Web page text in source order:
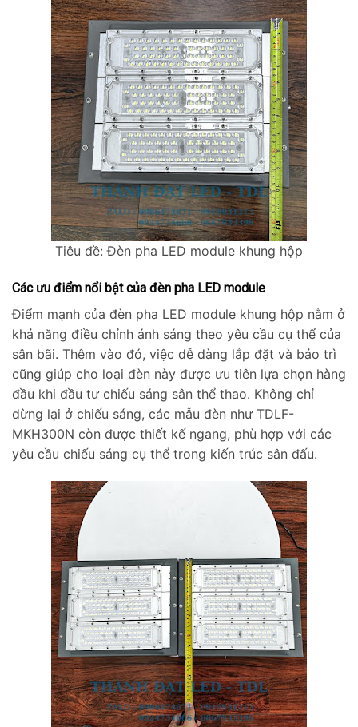
Tiêu đề: Đèn pha LED module khung hộp
Các ưu điểm nổi bật của đèn pha LED module
Điểm mạnh của đèn pha LED module khung hộp nằm ở
khả năng điều chỉnh ánh sáng theo yêu cầu cụ thể của
sân bãi. Thêm vào đó, việc dễ dàng lắp đặt và bảo trì
cũng giúp cho loại đèn này được ưu tiên lựa chọn hàng
đầu khi đầu tư chiếu sáng sân thể thao. Không chỉ
dừng lại ở chiếu sáng, các mẫu đèn như TDLF-
MKH300N còn được thiết kế ngang, phù hợp với các
yêu cầu chiếu sáng cụ thể trong kiến trúc sân đấu.